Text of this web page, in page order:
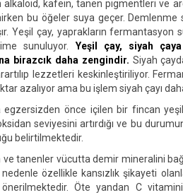
alkaloid, kafein, tanen pigmentleri ve
bu öğeler suya geçer.
Yeşil çay, yaprakların
sunuluyor. Yeşil çay, siyah
birazcık daha zengindir. Siyah
lezzetleri keskinleştiriliyor.
azalıyor ama bu işlem siyah çayı
egzersizden önce içilen bir fincan
seviyesini artırdığı ve bu
belirtilmektedir.
tanenler vücutta demir mineralini
özellikle kansızlık şikayeti
Öte yandan C